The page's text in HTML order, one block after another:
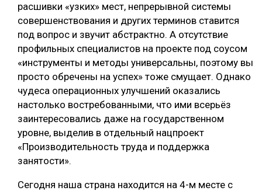
расшивки «узких» мест, непрерывной системы
совершенствования и других терминов ставится
под вопрос и звучит абстрактно. А отсутствие
профильных специалистов на проекте под соусом
«инструменты и методы универсальны, поэтому вы
просто обречены на успех» тоже смущает. Однако
чудеса операционных улучшений оказались
настолько востребованными, что ими всерьёз
заинтересовались даже на государственном
уровне, выделив в отдельный нацпроект
«Производительность труда и поддержка
занятости».
Сегодня наша страна находится на 4-м месте с